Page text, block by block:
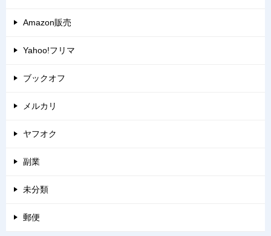
Amazon販売
Yahoo!フリマ
ブックオフ
メルカリ
ヤフオク
副業
未分類
郵便